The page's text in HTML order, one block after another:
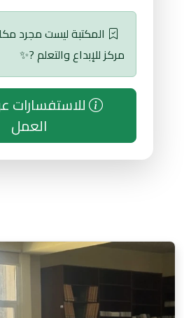
المكتبة ليست مجرد
مركز للإبداع والتعلم ?✨
للاستفسارات
العمل